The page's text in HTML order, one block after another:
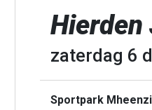
zaterdag 6
Sportpark